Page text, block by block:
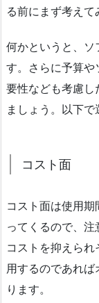
る前にまず考えて
何かというと、
す。さらに予算
要性なども考慮し
ましょう。以下で
コスト面
コスト面は使用
ってくるので、
コストを抑えら
用するのであれ
ります。